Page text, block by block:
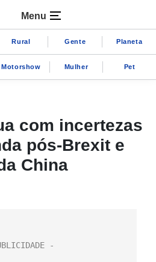
Menu
Rural Gente Planeta
Motorshow Mulher Pet
com incertezas
pós-Brexit e
China